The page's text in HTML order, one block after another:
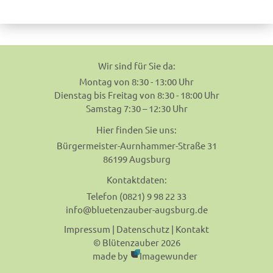
Wir sind für Sie da:
Montag von 8:30 - 13:00 Uhr
Dienstag bis Freitag von 8:30 - 18:00 Uhr
Samstag 7:30 – 12:30 Uhr
Hier finden Sie uns:
Bürgermeister-Aurnhammer-Straße 31
86199 Augsburg
Kontaktdaten:
Telefon (0821) 9 98 22 33
info@bluetenzauber-augsburg.de
Impressum | Datenschutz | Kontakt
© Blütenzauber 2026
made by
Imagewunder